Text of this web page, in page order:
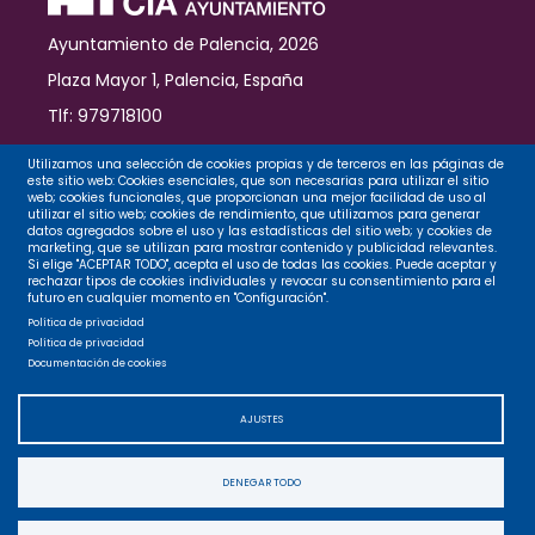
Ayuntamiento
Ayuntamiento de Palencia, 2026
Plaza Mayor 1, Palencia, España
Tlf: 979718100
Contacto
Legal
Privacidad
Accesibilidad
Mapa web
Utilizamos una selección de cookies propias y de terceros en las páginas de
este sitio web: Cookies esenciales, que son necesarias para utilizar el sitio
web; cookies funcionales, que proporcionan una mejor facilidad de uso al
utilizar el sitio web; cookies de rendimiento, que utilizamos para generar
datos agregados sobre el uso y las estadísticas del sitio web; y cookies de
marketing, que se utilizan para mostrar contenido y publicidad relevantes.
Si elige "ACEPTAR TODO", acepta el uso de todas las cookies. Puede aceptar y
rechazar tipos de cookies individuales y revocar su consentimiento para el
futuro en cualquier momento en "Configuración".
Política de privacidad
Política de privacidad
Documentación de cookies
AJUSTES
DENEGAR TODO